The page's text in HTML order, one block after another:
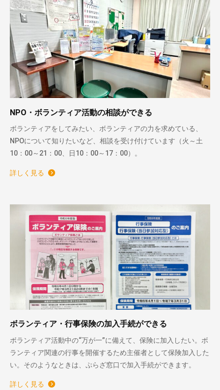
NPO・ボランティア活動の相談ができる
ボランティアをしてみたい、ボランティアの力を求めている、
NPOについて知りたいなど、相談を受け付けています（火～土
10：00～21：00、日10：00～17：00）。
詳しく見る
ボランティア・行事保険の加入手続ができる
ボランティア活動中の“万が一”に備えて、保険に加入したい。ボ
ランティア関連の行事を開催するため主催者として保険加入した
い。そのようなときは、ぷらざ窓口で加入手続ができます。
詳しく見る